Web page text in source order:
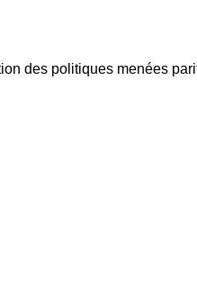
des politiques menées